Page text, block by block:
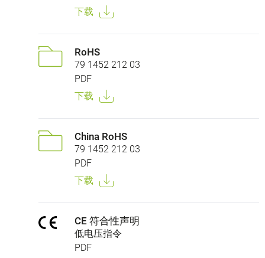
下载
RoHS
79 1452 212 03
PDF
下载
China RoHS
79 1452 212 03
PDF
下载
CE 符合性声明
低电压指令
PDF